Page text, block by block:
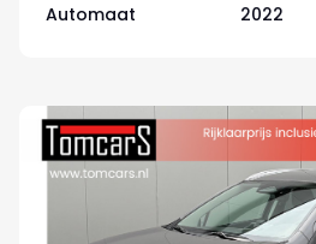
Automaat 2022